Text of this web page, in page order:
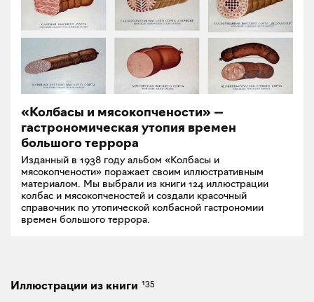
«Колбасы и мясокопчености» —
гастрономическая утопия времен
большого террора
Изданный в 1938 году альбом «Колбасы и
мясокопчености» поражает своим иллюстративным
материалом. Мы выбрали из книги 124 иллюстрации
колбас и мясокопченостей и создали красочный
справочник по утопической колбасной гастрономии
времен большого террора.
Иллюстрации из книги 135